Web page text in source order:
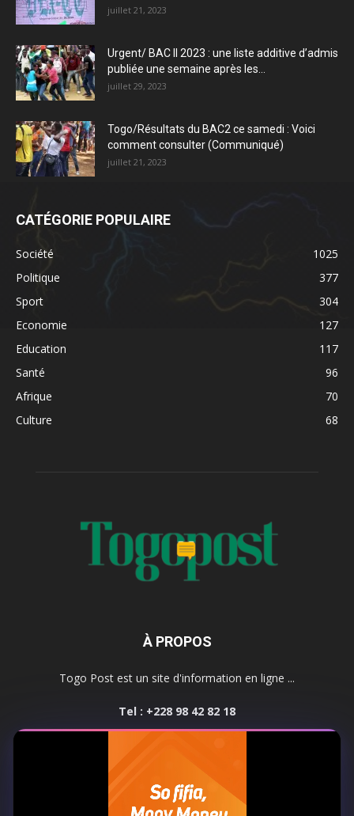
juillet 21, 2023
Urgent/ BAC II 2023 : une liste additive d’admis
publiée une semaine après les...
juillet 29, 2023
Togo/Résultats du BAC2 ce samedi : Voici
comment consulter (Communiqué)
juillet 21, 2023
CATÉGORIE POPULAIRE
Société
1025
Politique
377
Sport
304
Economie
127
Education
117
Santé
96
Afrique
70
Culture
68
À PROPOS
Togo Post est un site d'information en ligne ...
Tel : +228 98 42 82 18
SUIVEZ NOUS